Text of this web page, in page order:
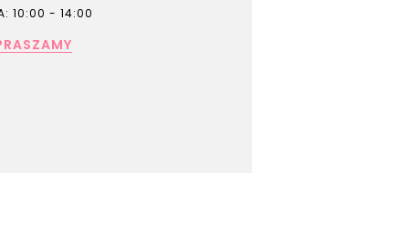
10:00 - 14:00